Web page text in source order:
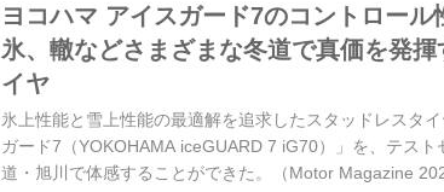
ヨコハマ アイスガード7のコントロール
氷、轍などさまざまな冬道で真価を発
イヤ
氷上性能と雪上性能の最適解を追求したスタッドレスタ
ガード7（YOKOHAMA iceGUARD 7 iG70）」を、テス
道・旭川で体感することができた。（Motor Magazine